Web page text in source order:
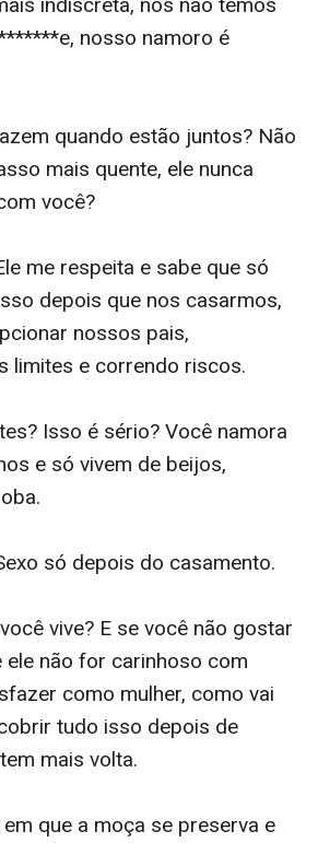
nosso namoro é
quando estão juntos? Não
mais quente, ele nunca
você?
me respeita e sabe que só
depois que nos casarmos,
nossos pais,
limites e correndo riscos.
Isso é sério? Você namora
e só vivem de beijos,
só depois do casamento.
vive? E se você não gostar
ele não for carinhoso com
como mulher, como vai
tudo isso depois de
mais volta.
que a moça se preserva e